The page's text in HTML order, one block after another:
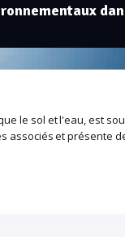
le sol et l'eau, est
associés et présente